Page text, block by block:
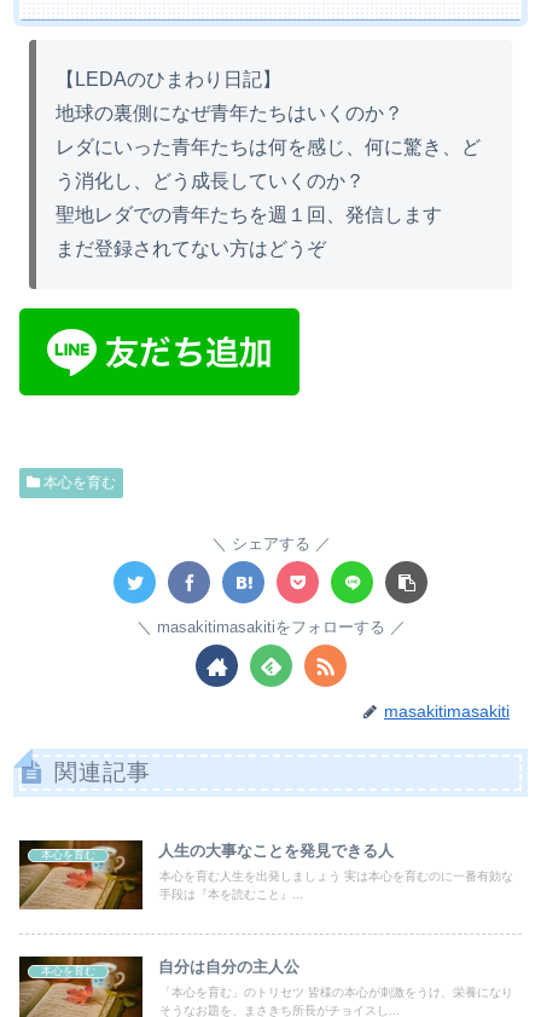
【LEDAのひまわり日記】
地球の裏側になぜ青年たちはいくのか？
レダにいった青年たちは何を感じ、何に驚き、ど
う消化し、どう成長していくのか？
聖地レダでの青年たちを週１回、発信します
まだ登録されてない方はどうぞ
本心を育む
シェアする
masakitimasakitiをフォローする
masakitimasakiti
関連記事
本心を育む 人生の大事なことを発見できる人
本心を育む人生を出発しましょう 実は本心を育むのに一番有効な
手段は『本を読むこと』...
本心を育む 自分は自分の主人公
「本心を育む」のトリセツ 皆様の本心が刺激をうけ、栄養になり
そうなお題を、まさきち所長がチョイスし...